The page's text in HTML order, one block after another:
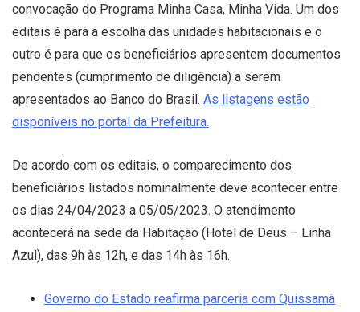
convocação do Programa Minha Casa, Minha Vida. Um dos
editais é para a escolha das unidades habitacionais e o
outro é para que os beneficiários apresentem documentos
pendentes (cumprimento de diligência) a serem
apresentados ao Banco do Brasil. As listagens estão
disponíveis no portal da Prefeitura.
De acordo com os editais, o comparecimento dos
beneficiários listados nominalmente deve acontecer entre
os dias 24/04/2023 a 05/05/2023. O atendimento
acontecerá na sede da Habitação (Hotel de Deus – Linha
Azul), das 9h às 12h, e das 14h às 16h.
Governo do Estado reafirma parceria com Quissamã